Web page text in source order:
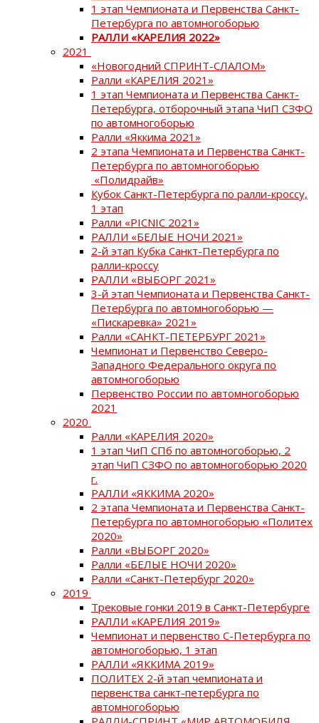
1 этап Чемпионата и Первенства Санкт-
Петербурга по автомногоборью
РАЛЛИ «КАРЕЛИЯ 2022»
2021
«Новогодний СПРИНТ-СЛАЛОМ»
Ралли «КАРЕЛИЯ 2021»
1 этап Чемпионата и Первенства Санкт-
Петербурга, отборочный этапа ЧиП СЗФО
по автомногоборью
Ралли «Яккима 2021»
2 этапа Чемпионата и Первенства Санкт-
Петербурга по автомногоборью
«Полидрайв»
Кубок Санкт-Петербурга по ралли-кроссу,
1 этап
Ралли «PICNIC 2021»
РАЛЛИ «БЕЛЫЕ НОЧИ 2021»
2-й этап Кубка Санкт-Петербурга по
ралли-кроссу
РАЛЛИ «ВЫБОРГ 2021»
3-й этап Чемпионата и Первенства Санкт-
Петербурга по автомногоборью —
«Пискаревка» 2021»
Ралли «САНКТ-ПЕТЕРБУРГ 2021»
Чемпионат и Первенство Северо-
Западного Федерального округа по
автомногоборью
Первенство России по автомногоборью
2021
2020
Ралли «КАРЕЛИЯ 2020»
1 этап ЧиП СПб по автомногоборью, 2
этап ЧиП СЗФО по автомногоборью 2020
г.
РАЛЛИ «ЯККИМА 2020»
2 этапа Чемпионата и Первенства Санкт-
Петербурга по автомногоборью «Политех
2020»
Ралли «ВЫБОРГ 2020»
Ралли «БЕЛЫЕ НОЧИ 2020»
Ралли «Санкт-Петербург 2020»
2019
Трековые гонки 2019 в Санкт-Петербурге
РАЛЛИ «КАРЕЛИЯ 2019»
Чемпионат и первенство С-Петербурга по
автомногоборью, 1 этап
РАЛЛИ «ЯККИМА 2019»
ПОЛИТЕХ 2-й этап чемпионата и
первенства санкт-петербурга по
автомногоборью